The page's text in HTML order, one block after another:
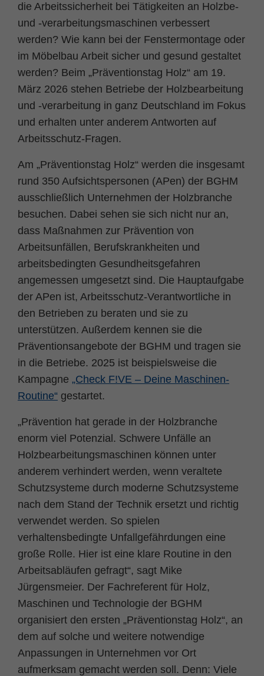
die Arbeitssicherheit bei Tätigkeiten an Holzbe-
und -verarbeitungsmaschinen verbessert
werden? Wie kann bei der Fenstermontage oder
im Möbelbau Arbeit sicher und gesund gestaltet
werden? Beim „Präventionstag Holz“ am 19.
März 2026 stehen Betriebe der Holzbearbeitung
und -verarbeitung in ganz Deutschland im Fokus
und erhalten unter anderem Antworten auf
Arbeitsschutz-Fragen.
Am „Präventionstag Holz“ werden die insgesamt
rund 350 Aufsichtspersonen (APen) der BGHM
ausschließlich Unternehmen der Holzbranche
besuchen. Dabei sehen sie sich nicht nur an,
dass Maßnahmen zur Prävention von
Arbeitsunfällen, Berufskrankheiten und
arbeitsbedingten Gesundheitsgefahren
angemessen umgesetzt sind. Die Hauptaufgabe
der APen ist, Arbeitsschutz-Verantwortliche in
den Betrieben zu beraten und sie zu
unterstützen. Außerdem kennen sie die
Präventionsangebote der BGHM und tragen sie
in die Betriebe. 2025 ist beispielsweise die
Kampagne „Check F!VE – Deine Maschinen-
Routine“ gestartet.
„Prävention hat gerade in der Holzbranche
enorm viel Potenzial. Schwere Unfälle an
Holzbearbeitungsmaschinen können unter
anderem verhindert werden, wenn veraltete
Schutzsysteme durch moderne Schutzsysteme
nach dem Stand der Technik ersetzt und richtig
verwendet werden. So spielen
verhaltensbedingte Unfallgefährdungen eine
große Rolle. Hier ist eine klare Routine in den
Arbeitsabläufen gefragt“, sagt Mike
Jürgensmeier. Der Fachreferent für Holz,
Maschinen und Technologie der BGHM
organisiert den ersten „Präventionstag Holz“, an
dem auf solche und weitere notwendige
Anpassungen in Unternehmen vor Ort
aufmerksam gemacht werden soll. Denn: Viele
Name PHPSESSID
Anbieter php
Laufzeit Ende der Sitzung
Zweck PHPs Standard Sitzungs Identifikation